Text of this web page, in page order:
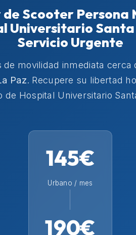
Scooter Persona
Universitario Santa
Servicio Urgente
de movilidad inmediata
Paz. Recupere su libertad
de Hospital Universitario
145€
Urbano / mes
190€